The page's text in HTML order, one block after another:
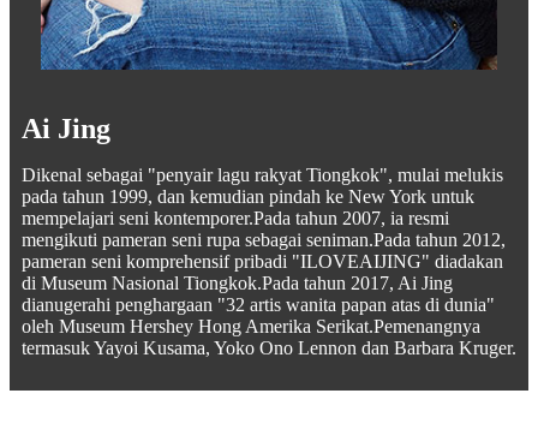
Ai Jing
Dikenal sebagai "penyair lagu rakyat Tiongkok", mulai melukis
pada tahun 1999, dan kemudian pindah ke New York untuk
mempelajari seni kontemporer.Pada tahun 2007, ia resmi
mengikuti pameran seni rupa sebagai seniman.Pada tahun 2012,
pameran seni komprehensif pribadi "ILOVEAIJING" diadakan
di Museum Nasional Tiongkok.Pada tahun 2017, Ai Jing
dianugerahi penghargaan "32 artis wanita papan atas di dunia"
oleh Museum Hershey Hong Amerika Serikat.Pemenangnya
termasuk Yayoi Kusama, Yoko Ono Lennon dan Barbara Kruger.